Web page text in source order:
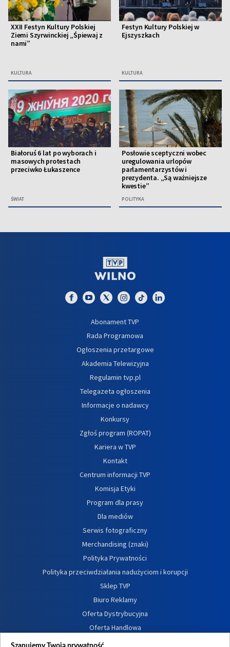
XXII Festyn Kultury Polskiej
Ziemi Szyrwinckiej „Śpiewaj z
nami”
KULTURA
Festyn Kultury Polskiej w
Ejszyszkach
KULTURA
Białoruś 6 lat po wyborach i
masowych protestach
przeciwko Łukaszence
ŚWIAT
Posłowie sceptyczni wobec
uregulowania urlopów
parlamentarzystów i
prezydenta. „Są ważniejsze
kwestie”
POLITYKA
Abonament TVP
Rada Programowa
Ogłoszenia przetargowe
Akademia Telewizyjna
Regulamin tvp.pl
Telegazeta ogłoszenia
Informacje o nadawcy
Konkursy
Zgłoś program (ROPAT)
Kariera w TVP
Kontakt
Centrum informacji TVP
Komisja Etyki
Program dla prasy
Dla mediów
Serwis fotograficzny
Merchandising (znaki)
Polityka Prywatności
Polityka przeciwdziałania nadużyciom i korupcji
Sklep TVP
Biuro Reklamy
Oferta Dystrybucyjna
Oferta Handlowa
Dostępność